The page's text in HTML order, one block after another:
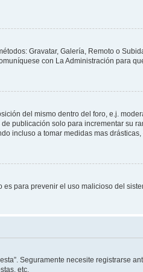
Gravatar, Galería, Remoto o
con La Administración para
del mismo dentro del foro, e.j.
publicación solo para incrementar su
incluso a tomar medidas mas
para prevenir el uso malicioso del
Seguramente necesite registrarse
etc.